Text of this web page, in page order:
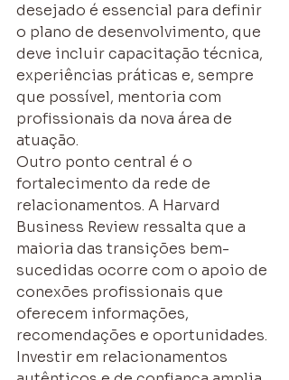
desejado é essencial para definir
o plano de desenvolvimento, que
deve incluir capacitação técnica,
experiências práticas e, sempre
que possível, mentoria com
profissionais da nova área de
atuação.
Outro ponto central é o
fortalecimento da rede de
relacionamentos. A Harvard
Business Review ressalta que a
maioria das transições bem-
sucedidas ocorre com o apoio de
conexões profissionais que
oferecem informações,
recomendações e oportunidades.
Investir em relacionamentos